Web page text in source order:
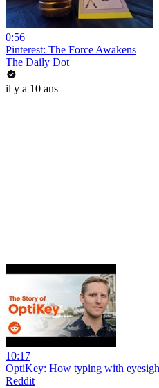
0:56
Pinterest: The Force Awakens
The Daily Dot
il y a 10 ans
10:17
OptiKey: How typing with
Reddit